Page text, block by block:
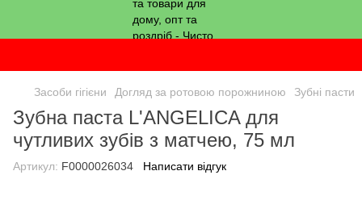
Засоби гігієни Догляд за ротовою порожниною Зубні пасти
Зубна паста L'ANGELICA для
чутливих зубів з матчею, 75 мл
Артикул: F0000026034 Написати відгук